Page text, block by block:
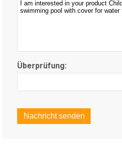
Überprüfung: